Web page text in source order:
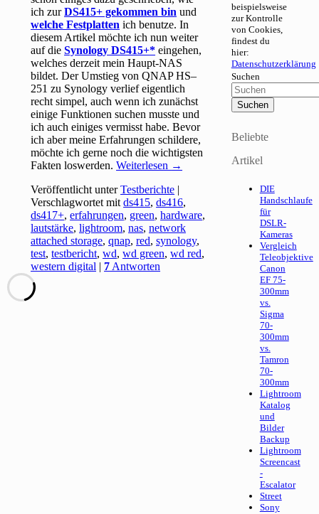
ich zurDS415+ gekommen bin und
welche Festplatten ich benutze. In
diesem Artikel möchte ich nun weiter
auf dieSynology DS415+
eingehen,
welches derzeit mein Haupt-NAS
bildet. Der Umstieg von QNAP HS–
251 zu Synology verlief eigentlich
recht simpel, auch wenn ich zunächst
einige Funktionen suchen musste und
ich auch einiges vermisst habe. Bevor
ich aber meine Erfahrungen schildere,
möchte ich gerne noch die wichtigsten
Fakten loswerden.Weiterlesen →
Veröffentlicht unter Testberichte |
Verschlagwortet mit ds415,ds416,
ds417+,erfahrungen, green,hardware,
lautstärke,lightroom,nas,network
attached storage,qnap,red,synology,
test,testbericht,wd,wd green,wd red,
western digital | 7 Antworten
beispielsweise
zur Kontrolle
von Cookies,
findest du
hier:
Datenschutzerklärung
Suchen
Beliebte
Artikel
DIE
Handschlaufe
für
DSLR-
Kameras
Vergleich
Teleobjektive
Canon
EF 75-
300mm
vs.
Sigma
70-
300mm
vs.
Tamron
70-
300mm
Lightroom
Katalog
und
Bilder
Backup
Lightroom
Screencast
-
Escalator
Street
Sony